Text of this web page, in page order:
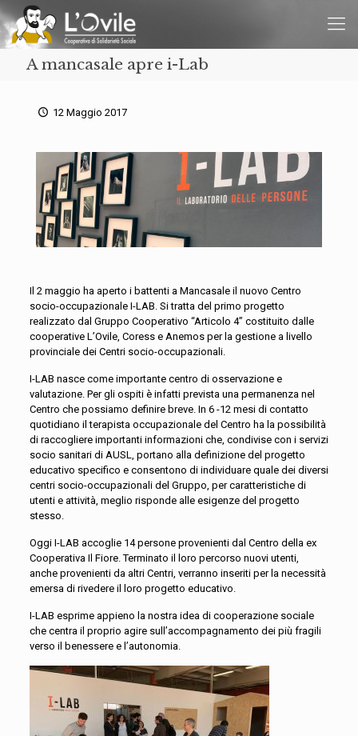
A mancasale apre i-Lab
12 Maggio 2017
Il 2 maggio ha aperto i battenti a Mancasale il nuovo Centro
socio-occupazionale I-LAB. Si tratta del primo progetto
realizzato dal Gruppo Cooperativo “Articolo 4” costituito dalle
cooperative L’Ovile, Coress e Anemos per la gestione a livello
provinciale dei Centri socio-occupazionali.
I-LAB nasce come importante centro di osservazione e
valutazione. Per gli ospiti è infatti prevista una permanenza nel
Centro che possiamo definire breve. In 6 -12 mesi di contatto
quotidiano il terapista occupazionale del Centro ha la possibilità
di raccogliere importanti informazioni che, condivise con i servizi
socio sanitari di AUSL, portano alla definizione del progetto
educativo specifico e consentono di individuare quale dei diversi
centri socio-occupazionali del Gruppo, per caratteristiche di
utenti e attività, meglio risponde alle esigenze del progetto
stesso.
Oggi I-LAB accoglie 14 persone provenienti dal Centro della ex
Cooperativa Il Fiore. Terminato il loro percorso nuovi utenti,
anche provenienti da altri Centri, verranno inseriti per la necessità
emersa di rivedere il loro progetto educativo.
I-LAB esprime appieno la nostra idea di cooperazione sociale
che centra il proprio agire sull’accompagnamento dei più fragili
verso il benessere e l’autonomia.